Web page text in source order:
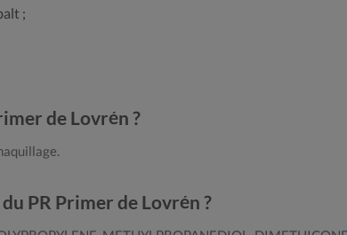
;
de Lovrén ?
PR Primer de Lovrén ?